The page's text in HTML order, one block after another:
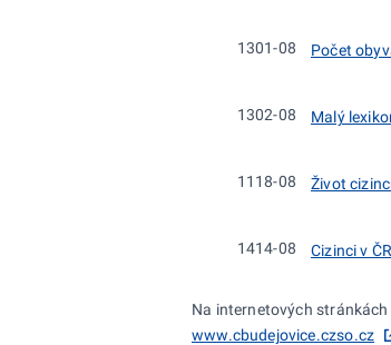
1301-08 Počet
1302-08 Malý
1118-08 Život
1414-08 Cizinci v
Na internetových stránkách
www.cbudejovice.czso.cz